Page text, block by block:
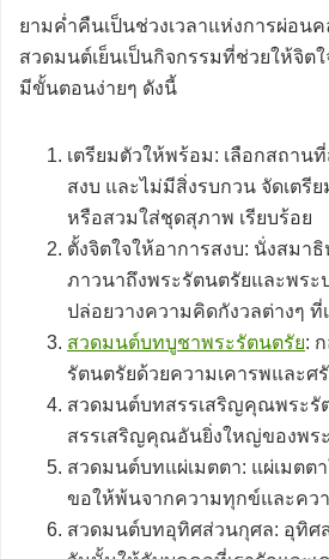
ยามค่ำคืนเป็นช่วงเวลาแห่งการผ่อน
สวดมนต์เย็นเป็นกิจกรรมที่ช่วยให้จิต
มีขั้นตอนง่ายๆ ดังนี้
เตรียมตัวให้พร้อม: เลือกสถาน
สงบ และไม่มีสิ่งรบกวน จัดเตรี
หรือสวมใส่ชุดสุภาพ เรียบร้อย
ตั้งจิตใจให้อาการสงบ: นั่งสมา
ภาวนาถึงพระรัตนตรัยและพระ
ปล่อยวางความคิดกังวลต่างๆ ที่
สวดมนต์บทบูชาพระรัตนตรัย:
รัตนตรัยด้วยความเคารพและศ
สวดมนต์บทสรรเสริญคุณพระรั
สรรเสริญคุณอันยิ่งใหญ่ของพร
สวดมนต์บทแผ่เมตตา: แผ่เมตต
ขอให้พ้นจากความทุกข์และคว
สวดมนต์บทอุทิศส่วนกุศล: อุทิศ